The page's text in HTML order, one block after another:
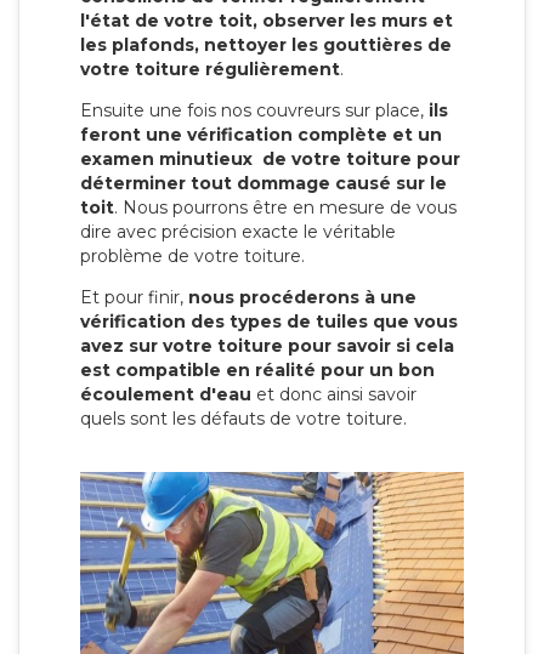
l'état de votre toit, observer les murs et
les plafonds, nettoyer les gouttières de
votre toiture régulièrement.
Ensuite une fois nos couvreurs sur place, ils
feront une vérification complète et un
examen minutieux de votre toiture pour
déterminer tout dommage causé sur le
toit. Nous pourrons être en mesure de vous
dire avec précision exacte le véritable
problème de votre toiture.
Et pour finir, nous procéderons à une
vérification des types de tuiles que vous
avez sur votre toiture pour savoir si cela
est compatible en réalité pour un bon
écoulement d'eau et donc ainsi savoir
quels sont les défauts de votre toiture.